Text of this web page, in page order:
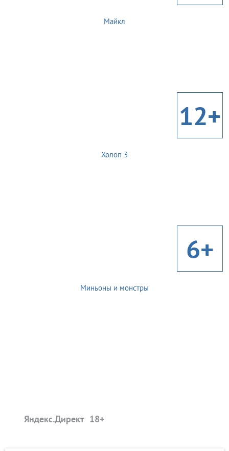
Майкл
12+
Холоп 3
6+
Миньоны и монстры
Яндекс.Директ